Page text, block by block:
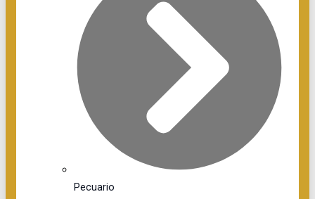
Pecuario